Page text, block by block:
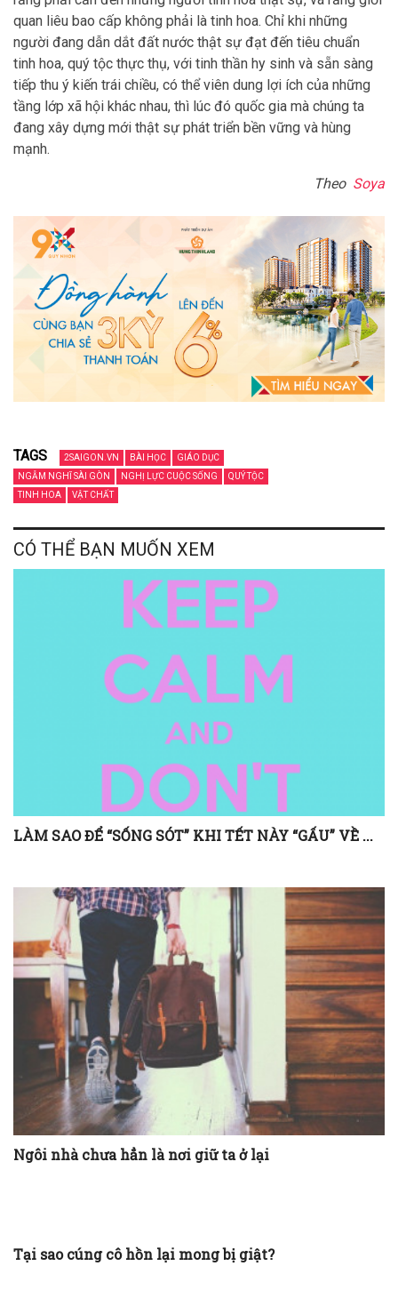
quan liêu bao cấp không phải là tinh hoa. Chỉ khi những
người đang dẫn dắt đất nước thật sự đạt đến tiêu chuẩn
tinh hoa, quý tộc thực thụ, với tinh thần hy sinh và sẵn sàng
tiếp thu ý kiến trái chiều, có thể viên dung lợi ích của những
tầng lớp xã hội khác nhau, thì lúc đó quốc gia mà chúng ta
đang xây dựng mới thật sự phát triển bền vững và hùng
mạnh.
Theo Soya
TAGS 2SAIGON.VN BÀI HỌC
GIÁO DỤC
NGẪM NGHĨ SÀI GÒN
NGHỊ LỰC CUỘC SỐNG
QUÝ TỘC
TINH HOA
VẬT CHẤT
CÓ THỂ BẠN MUỐN XEM
LÀM SAO ĐỂ “SỐNG SÓT” KHI TẾT NÀY “GẤU” VỀ ...
Ngôi nhà chưa hẳn là nơi giữ ta ở lại
Tại sao cúng cô hồn lại mong bị giật?